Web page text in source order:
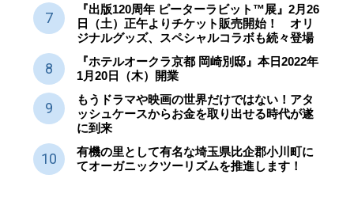
『出版120周年 ピーターラビット™展』2月26
日（土）正午よりチケット販売開始！ オリ
ジナルグッズ、スペシャルコラボも続々登場
『ホテルオークラ京都 岡崎別邸』本日2022年
1月20日（木）開業
もうドラマや映画の世界だけではない！アタ
ッシュケースからお金を取り出せる時代が遂
に到来
有機の里として有名な埼玉県比企郡小川町に
てオーガニックツーリズムを推進します！